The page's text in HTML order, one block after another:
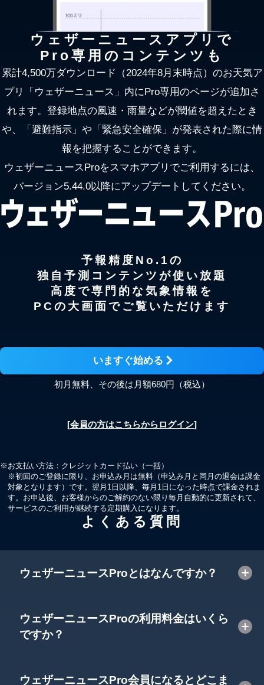
ウェザーニュースアプリで
Pro専用のコンテンツも
累計4,500万ダウンロード（2024年8月末時点）のお天気ア
プリ「ウェザーニュース」内にPro専用のページが追加さ
れます。登録地点の風速・雨量などが閾値を超えたとき
や、「避難指示」や「緊急安全確保」が発表された際に情
報を把握することができます。
ウェザーニュースProをスマホアプリでご利用するには、
バージョン5.44.0以降にアップデートしてください。
予報精度No.1の
独自予測コンテンツが使い放題
高度で専門的な気象情報を
PCの大画面でご覧いただけます
いますぐ始める
初月無料、その後は月額680円（税込）
[会員の方はこちらからログイン]
※お支払い方法：クレジットカード払い（一括）
※初回のご登録に限り、お申込み月は無料（申込み月と同月の退会は課金
対象となります）です。翌月1日以降、毎月1日になった時点で課金されま
す。お申込後、お客様からのご解約のない限り毎月自動的に更新されて、
サービスのご利用が継続する定期購入になります。
よくある質問
ウェザーニュースProとはなんですか？
ウェザーニュースProはスマホアプリ「ウェ
ザーニュース」で人気の「雨雲レーダー」
ど、高度で専門的な会員限定の気象情報を、
ウェザーニュースProの利用料金はいくら
ですか？
月額680円（税込）です。クレジットカード
ウェザーニュースPro会員になるとどこま